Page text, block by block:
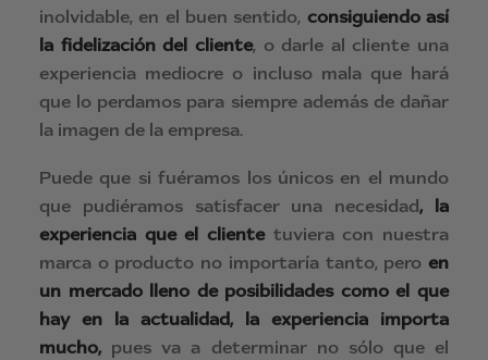
inolvidable, en el buen sentido, consiguiendo así
la fidelización del cliente, o darle al cliente una
experiencia mediocre o incluso mala que hará
que lo perdamos para siempre además de dañar
la imagen de la empresa.
Puede que si fuéramos los únicos en el mundo
que pudiéramos satisfacer una necesidad, la
experiencia que el clientetuviera con nuestra
marca o producto no importaría tanto, pero en
un mercado lleno de posibilidades como el que
hay en la actualidad, la experiencia importa
mucho, pues va a determinar no sólo que el